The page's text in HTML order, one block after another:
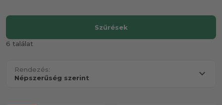
6 találat
Rendezés:
Szűrések